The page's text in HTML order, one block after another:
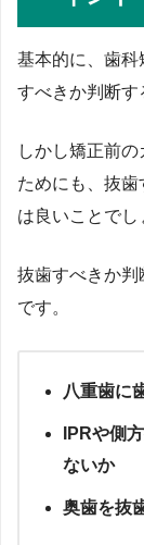
基本的に、歯
すべきか判断す
しかし矯正前
ためにも、抜
は良いことでし
抜歯すべきか判
です。
八重歯に
IPRや側
ないか
奥歯を抜